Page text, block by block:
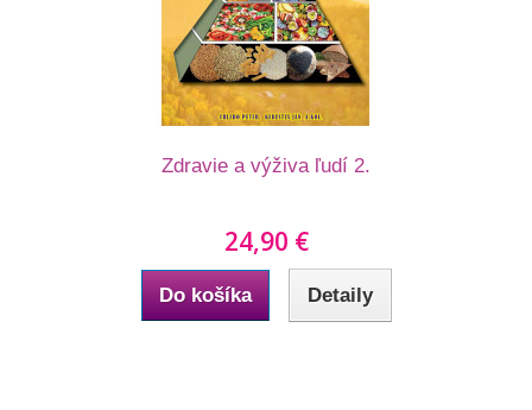
Zdravie a výživa ľudí 2.
24,90 €
Do košíka Detaily